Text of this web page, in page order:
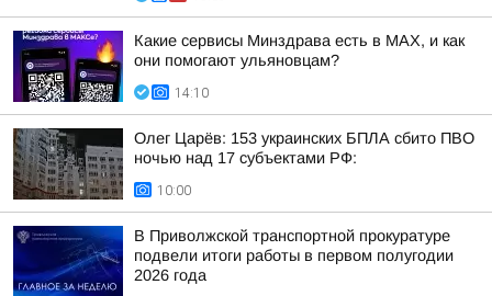
Какие сервисы Минздрава есть в МАХ, и как
они помогают ульяновцам?
14:10
Олег Царёв: 153 украинских БПЛА сбито ПВО
ночью над 17 субъектами РФ:
10:00
В Приволжской транспортной прокуратуре
подвели итоги работы в первом полугодии
2026 года